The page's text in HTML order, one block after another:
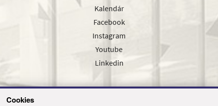
Cookies
Kalendár
Facebook
Instagram
Youtube
Linkedin